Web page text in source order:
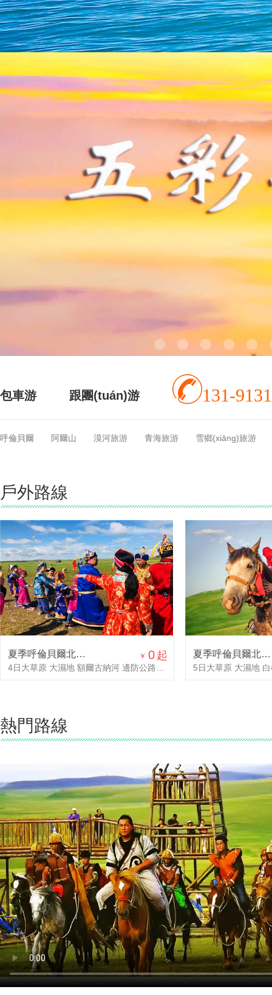
包車游 跟團(tuán)游 131-
呼倫貝爾 阿爾山 漠河旅游 青海旅游 雪鄉(xiāng)旅游
戶外路線
夏季呼倫貝爾北線4日游 ￥ 0 起 夏季呼倫貝爾北線5日游
熱門路線